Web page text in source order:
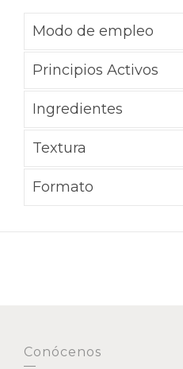
Modo de empleo
Principios Activos
Ingredientes
Textura
Formato
Conócenos